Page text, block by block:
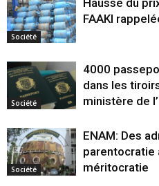
Société
FAAKI
Société
4000
dans les
ministère de
Société
ENAM: Des
parentocratie
méritocratie